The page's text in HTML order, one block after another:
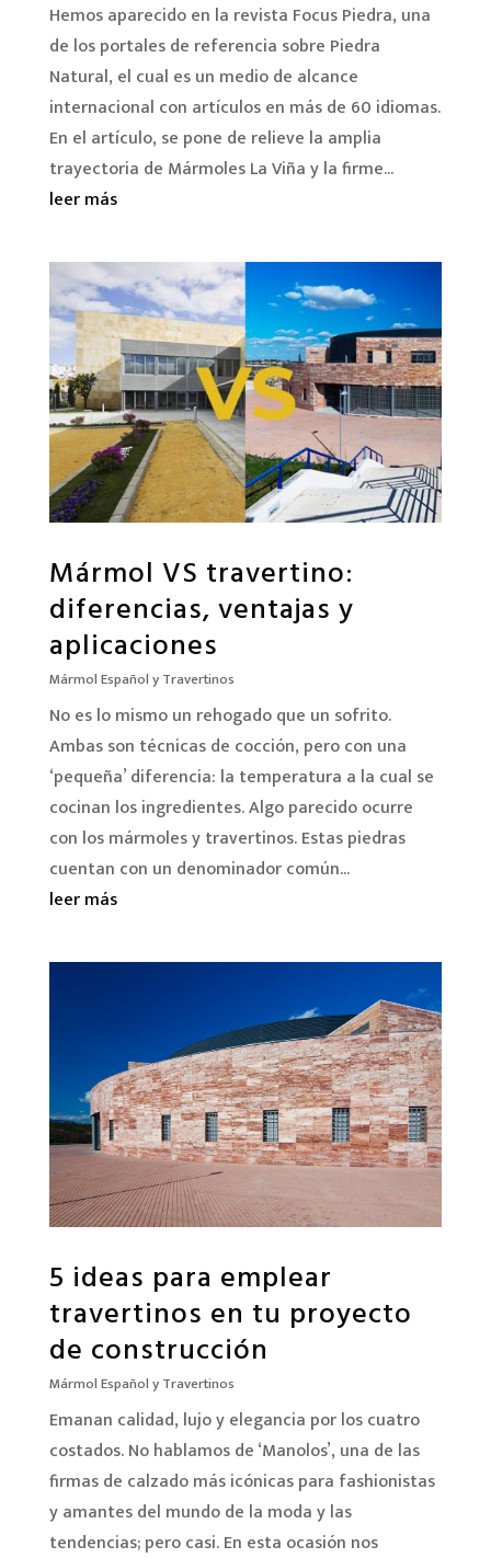
Hemos aparecido en la revista Focus Piedra, una
de los portales de referencia sobre Piedra
Natural, el cual es un medio de alcance
internacional con artículos en más de 60 idiomas.
En el artículo, se pone de relieve la amplia
trayectoria de Mármoles La Viña y la firme...
leer más
Mármol VS travertino:
diferencias, ventajas y
aplicaciones
Mármol Español y Travertinos
No es lo mismo un rehogado que un sofrito.
Ambas son técnicas de cocción, pero con una
‘pequeña’ diferencia: la temperatura a la cual se
cocinan los ingredientes. Algo parecido ocurre
con los mármoles y travertinos. Estas piedras
cuentan con un denominador común...
leer más
5 ideas para emplear
travertinos en tu proyecto
de construcción
Mármol Español y Travertinos
Emanan calidad, lujo y elegancia por los cuatro
costados. No hablamos de ‘Manolos’, una de las
firmas de calzado más icónicas para fashionistas
y amantes del mundo de la moda y las
tendencias; pero casi. En esta ocasión nos